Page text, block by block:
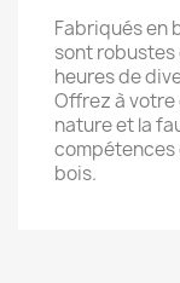
Fabriqués en
sont
heures de
Offrez à
nature et la
compétences
bois.